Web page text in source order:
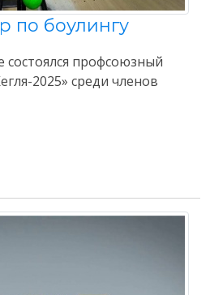
по боулингу
профсоюзный
2025» среди членов